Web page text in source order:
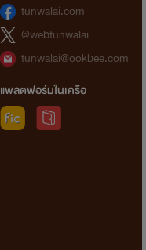
tunwalai.com
@webtunwalai
tunwalai@ookbee.com
แพลตฟอร์มในเครือ